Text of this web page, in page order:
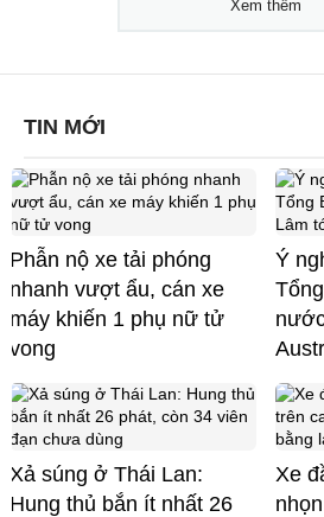
Xem thêm
TIN MỚI
Phẫn nộ xe tải phóng
nhanh vượt ẩu, cán xe
máy khiến 1 phụ nữ tử
vong
Ý
Xả súng ở Thái Lan:
Hung thủ bắn ít nhất 26
Xe